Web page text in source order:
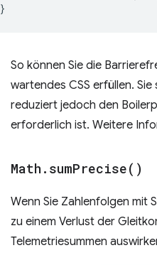
}
So können Sie die
wartendes CSS erfüllen.
reduziert jedoch den
erforderlich ist. Weitere
Math . sumPrecise( )
Wenn Sie Zahlenfolgen mit
zu einem Verlust der
Telemetriesummen